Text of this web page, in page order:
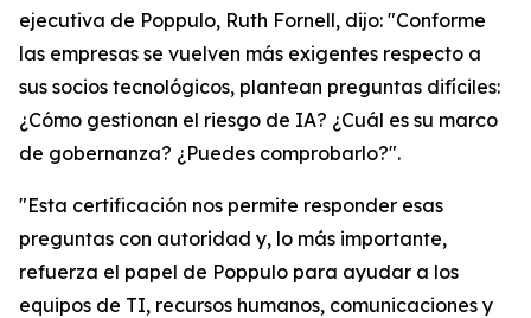
ejecutiva de Poppulo, Ruth Fornell, dijo: "Conforme
las empresas se vuelven más exigentes respecto a
sus socios tecnológicos, plantean preguntas difíciles:
¿Cómo gestionan el riesgo de IA? ¿Cuál es su marco
de gobernanza? ¿Puedes comprobarlo?".
"Esta certificación nos permite responder esas
preguntas con autoridad y, lo más importante,
refuerza el papel de Poppulo para ayudar a los
equipos de TI, recursos humanos, comunicaciones y